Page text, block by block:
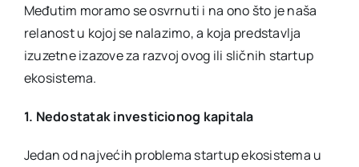
Međutim moramo se osvrnuti i na ono što je naša
relanost u kojoj se nalazimo, a koja predstavlja
izuzetne izazove za razvoj ovog ili sličnih startup
ekosistema.
1. Nedostatak investicionog kapitala
Jedan od najvećih problema startup ekosistema u